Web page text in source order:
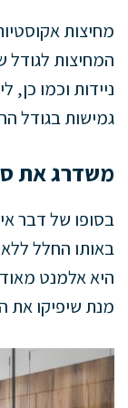
מחיצות
המחיצות לגודל
ניידות וכמו
גמישות בגודל
משדרג את
באותו החלל
היא אלמנט
מנת שיפיקו את